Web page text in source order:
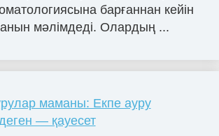
барғаннан кейін
мәлімдеді. Олардың ...
маманы: Екпе ауру
— қауесет